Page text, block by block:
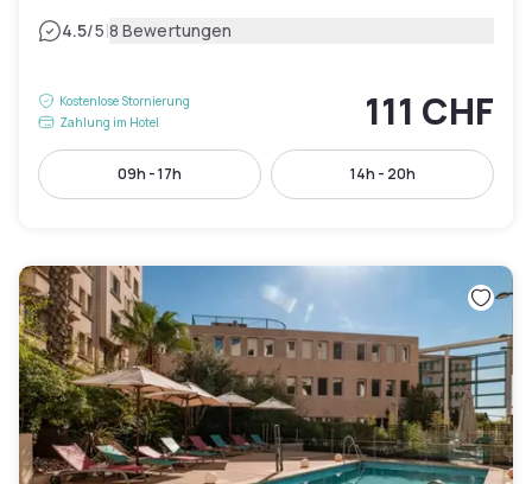
4.5/5|8 Bewertungen
Kostenlose Stornierung
Zahlung im Hotel
111 CHF
09h - 17h 14h - 20h